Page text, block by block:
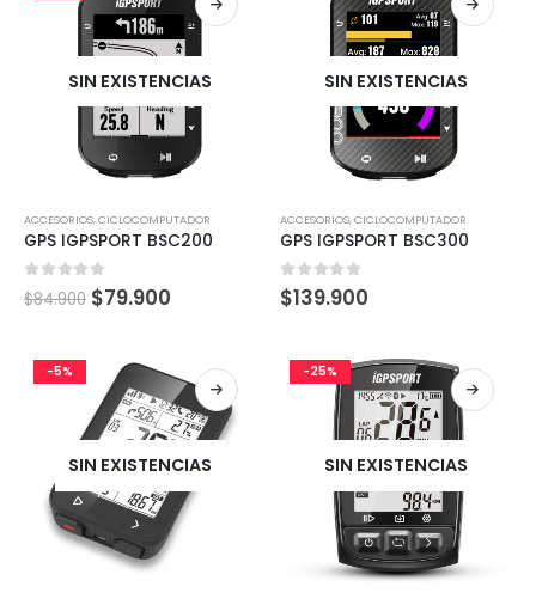
SIN EXISTENCIAS
ACCESORIOS,CICLOCOMPUTADOR
GPS IGPSPORT BSC200
0 out of 5
$84.900 $79.900
SIN EXISTENCIAS
ACCESORIOS,CICLOCOMPUTADOR
GPS IGPSPORT BSC300
0out of 5
$139.900
-5%
SIN EXISTENCIAS
-25%
SIN EXISTENCIAS